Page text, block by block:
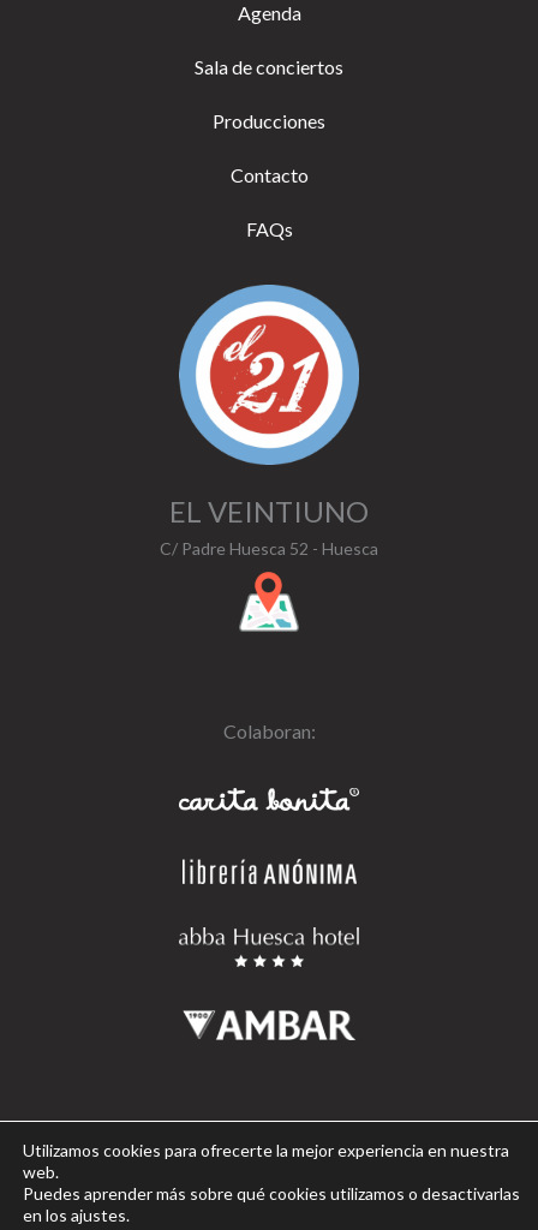
Agenda
Sala de conciertos
Producciones
Contacto
FAQs
EL VEINTIUNO
C/ Padre Huesca 52 - Huesca
Colaboran:
Política de cookies
Política de privacidad
Utilizamos cookies para ofrecerte la mejor experiencia en nuestra
web.
Puedes aprender más sobre qué cookies utilizamos o desactivarlas
en los ajustes.